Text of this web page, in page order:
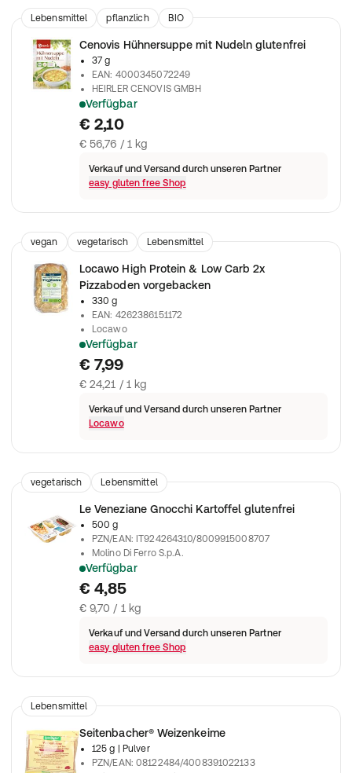
Lebensmittel pflanzlich BIO
Cenovis Hühnersuppe mit Nudeln glutenfrei
37 g
EAN: 4000345072249
HEIRLER CENOVIS GMBH
Verfügbar
Cenovis Hühnersuppe mit Nudeln glutenfrei
€ 2,10
€ 56,76 / 1 kg
Verkauf und Versand durch unseren Partner
easy gluten free Shop
vegan vegetarisch Lebensmittel
Locawo High Protein & Low Carb 2x
Pizzaboden vorgebacken
330 g
EAN: 4262386151172
Locawo
Verfügbar
Kohlenhydratreduzierter Pizzaboden mit resistenter Stärke,
€ 7,99
€ 24,21 / 1 kg
Verkauf und Versand durch unseren Partner
Locawo
vegetarisch Lebensmittel
Le Veneziane Gnocchi Kartoffel glutenfrei
500 g
PZN/EAN: IT924264310/8009915008707
Molino Di Ferro S.p.A.
Verfügbar
€ 4,85
€ 9,70 / 1 kg
Verkauf und Versand durch unseren Partner
easy gluten free Shop
Lebensmittel
Seitenbacher® Weizenkeime
125 g
| Pulver
PZN/EAN:08122484/4008391022133